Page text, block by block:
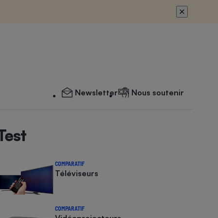
Newsletter Nous soutenir
COMPARATIF
Téléviseurs
COMPARATIF